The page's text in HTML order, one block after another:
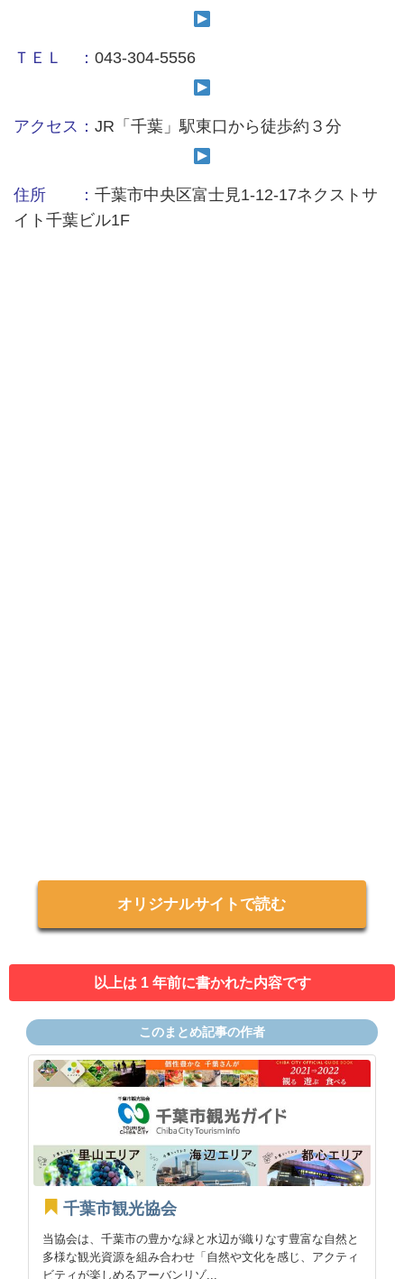
ＴＥＬ ： 043-304-5556
アクセス： JR「千葉」駅東口から徒歩約３分
住所 ： 千葉市中央区富士見1-12-17ネクストサ
イト千葉ビル1F
オリジナルサイトで読む
以上は 1 年前に書かれた内容です
このまとめ記事の作者
千葉市観光協会
当協会は、千葉市の豊かな緑と水辺が織りなす豊富な自然と
多様な観光資源を組み合わせ「自然や文化を感じ、アクティ
ビティが楽しめるアーバンリゾ...